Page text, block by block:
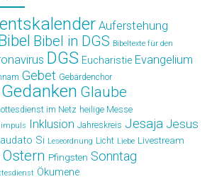
Auferstehung
Bibel in DGS Bibeltexte für den
DGS Eucharistie Evangelium
Gebet Gebärdenchor
Gedanken Glaube
im Netz heilige Messe
impuls Inklusion Jahreskreis Jesaja Jesus
Si Leseordnung Licht Liebe Livestream
Ostern Pfingsten Sonntag
Ökumene